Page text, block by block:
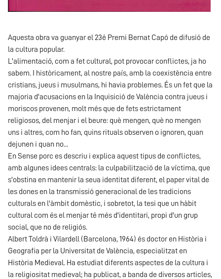
Aquesta obra va guanyar el 23é Premi Bernat Capó de difusió de
la cultura popular.
L'alimentació, com a fet cultural, pot provocar conflictes, ja ho
sabem. I històricament, al nostre país, amb la coexistència entre
cristians, jueus i musulmans, hi havia problemes. És un fet que la
majoria d'acusacions en la Inquisició de València contra jueus i
moriscos provenen, molt més que de fets estrictament
religiosos, del menjar i el beure: què mengen, què no mengen
uns i altres, com ho fan, quins rituals observen o ignoren, quan
dejunen i quan no...
En Sense porc es descriu i explica aquest tipus de conflictes,
amb algunes idees centrals: la culpabilització de la víctima, que
s'obstina en mantenir la seua identitat diferent, el paper vital de
les dones en la transmissió generacional de les tradicions
culturals en l'àmbit domèstic, i sobretot, la tesi que un hàbit
cultural com és el menjar té més d'identitari, propi d'un grup
social, que no de religiós.
Albert Toldrà i Vilardell (Barcelona, 1964) és doctor en Història i
Geografia per la Universitat de València, especialitzat en
Història Medieval. Ha estudiat diferents aspectes de la cultura i
la religiositat medieval; ha publicat, a banda de diversos articles,